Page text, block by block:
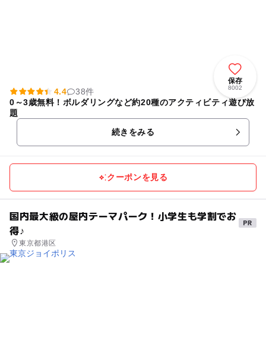
保存
8002
4.4
38件
0～3歳無料！ボルダリングなど約20種のアクティビティ遊び放
題
続きをみる
クーポンを見る
国内最大級の屋内テーマパーク！小学生も学割でお
得♪
東京都港区